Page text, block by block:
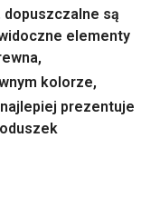
są
elementy
kolorze,
prezentuje